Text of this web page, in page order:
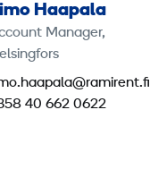
Haapala
Manager,
40 662 0622